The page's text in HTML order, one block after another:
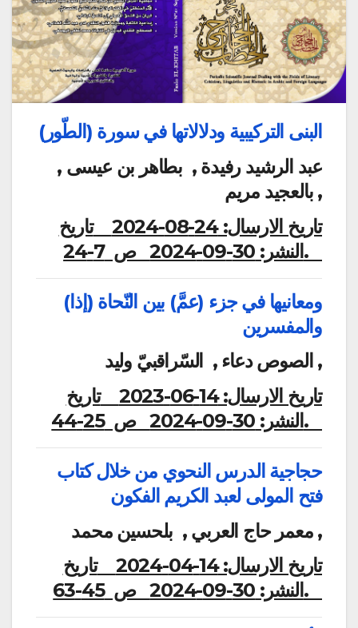
البنى التركيبية ودلالاتها في سورة (الطّور)
عبد الرشيد رفيدة , بطاهر بن عيسى ,
بالعجيد مريم ,
تاريخ الارسال:24-08-2024
تاريخ
النشر: 30-09-2024 ص 7-24.
(إذا) ومعانيها في جزء (عمَّ) بين النّحاة
والمفسرين
الصوص دعاء , السّراقبيّ وليد ,
تاريخ الارسال:14-06-2023
تاريخ
النشر: 30-09-2024 ص 25-44.
حجاجية الدرس النحوي من خلال كتاب
فتح المولى لعبد الكريم الفكون
معمر حاج العربي , بلحسين محمد ,
تاريخ الارسال:14-04-2024
تاريخ
النشر: 30-09-2024 ص 45-63.